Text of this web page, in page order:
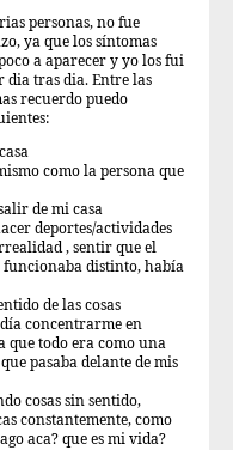
personas, no fue
ya que los síntomas
a aparecer y yo los fui
dia tras dia. Entre las
recuerdo puedo
como la persona que
de mi casa
deportes/actividades
, sentir que el
funcionaba distinto, había
de las cosas
concentrarme en
que todo era como una
pasaba delante de mis
cosas sin sentido,
constantemente, como
aca? que es mi vida?